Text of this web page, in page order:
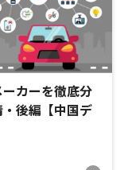
カーを徹底分
後編【中国デ